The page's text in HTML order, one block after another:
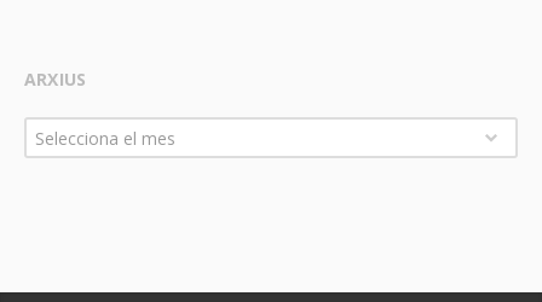
ARXIUS
Arxius
Selecciona el mes